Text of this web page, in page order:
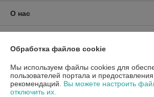
О нас
График работы
Обработка файлов cookie
Мы используем файлы cookies для
пользователей портала и
рекомендаций. Вы можете настроить
отключить их.